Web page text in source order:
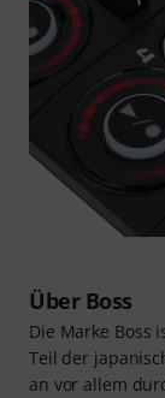
Über Boss
Die Marke Boss
Teil der
an vor allem